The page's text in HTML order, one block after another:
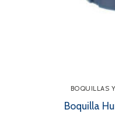
BOQUILLAS
Boquilla